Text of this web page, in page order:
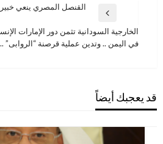
المقالات
المقالة
السابقة
القنصل المصري ينعي
المقالة
الخارجية السودانية تثمن دور الإمارات
في اليمن .. وتدين عملية قرصنة “الروابى” ..
قد يعجبك أيضاً